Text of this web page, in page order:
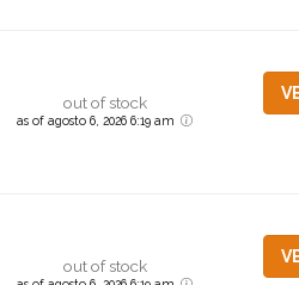
out of stock
as of agosto 6, 2026 6:19 am
out of stock